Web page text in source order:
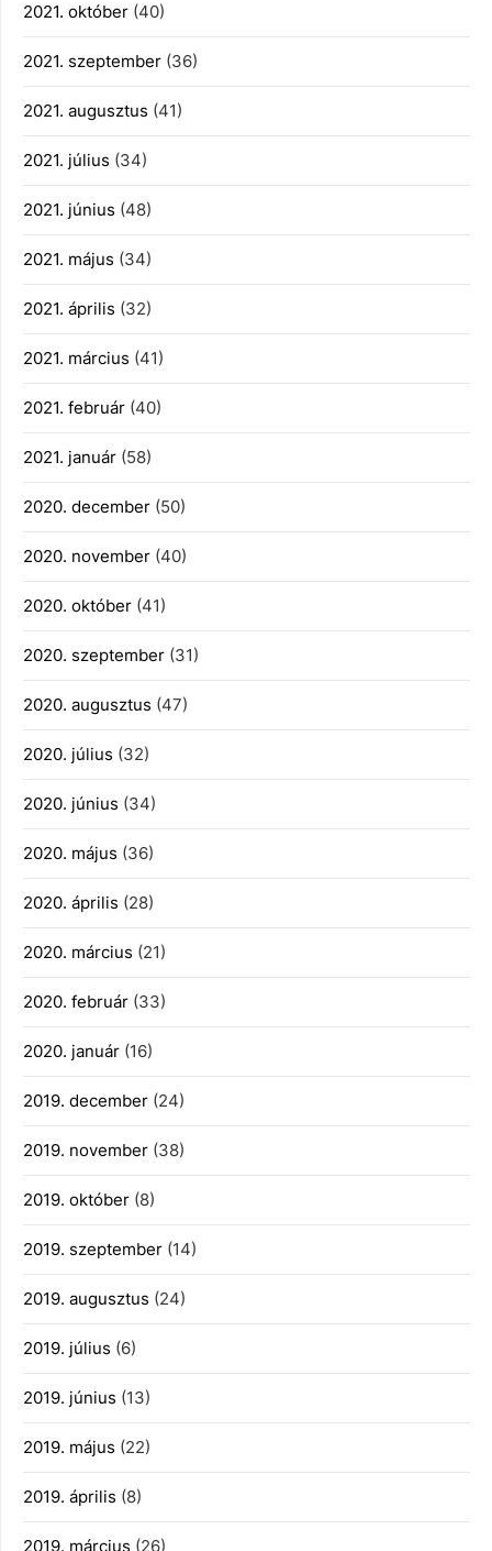
2021. október (40)
2021. szeptember (36)
2021. augusztus (41)
2021. július (34)
2021. június (48)
2021. május (34)
2021. április (32)
2021. március (41)
2021. február (40)
2021. január (58)
2020. december (50)
2020. november (40)
2020. október (41)
2020. szeptember (31)
2020. augusztus (47)
2020. július (32)
2020. június (34)
2020. május (36)
2020. április (28)
2020. március (21)
2020. február (33)
2020. január (16)
2019. december (24)
2019. november (38)
2019. október (8)
2019. szeptember (14)
2019. augusztus (24)
2019. július (6)
2019. június (13)
2019. május (22)
2019. április (8)
2019. március (26)